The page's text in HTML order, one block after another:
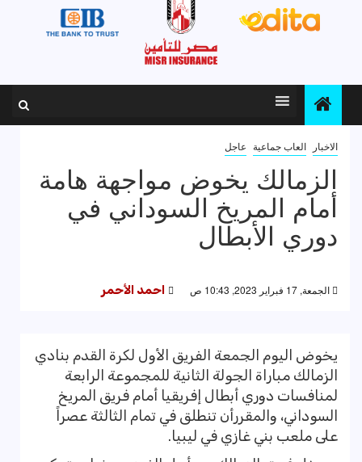
الاخبار العاب جماعية عاجل
الزمالك يخوض مواجهة هامة
أمام المريخ السوداني في
دوري الأبطال
الجمعة, 17 فبراير 2023, 10:43 ص احمد الأحمر
يخوض اليوم الجمعة الفريق الأول لكرة القدم بنادي
الزمالك مباراة الجولة الثانية للمجموعة الرابعة
لمنافسات دوري أبطال إفريقيا أمام فريق المريخ
السوداني، والمقررأن تنطلق في تمام الثالثة عصراً
على ملعب بني غازي في ليبيا.